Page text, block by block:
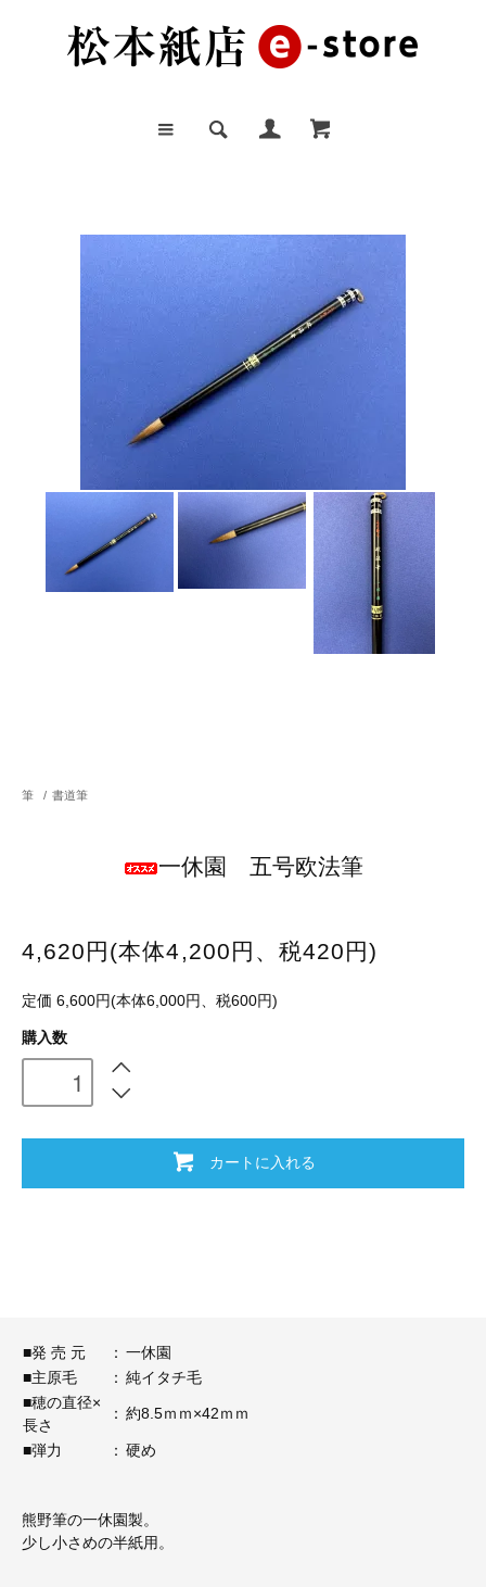
筆 / 書道筆
一休園 五号欧法筆
4,620円(本体4,200円、税420円)
定価 6,600円(本体6,000円、税600円)
購入数
カートに入れる
■発 売 元 ： 一休園
■主原毛
： 純イタチ毛
■穂の直径×
長さ
： 約8.5ｍｍ×42ｍｍ
■弾力 ： 硬め
熊野筆の一休園製。
少し小さめの半紙用。